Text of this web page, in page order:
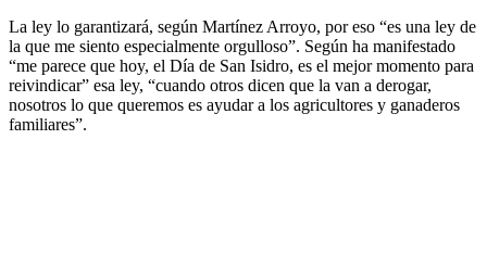
La ley lo garantizará, según Martínez Arroyo, por eso “es una ley de
la que me siento especialmente orgulloso”. Según ha manifestado
“me parece que hoy, el Día de San Isidro, es el mejor momento para
reivindicar” esa ley, “cuando otros dicen que la van a derogar,
nosotros lo que queremos es ayudar a los agricultores y ganaderos
familiares”.